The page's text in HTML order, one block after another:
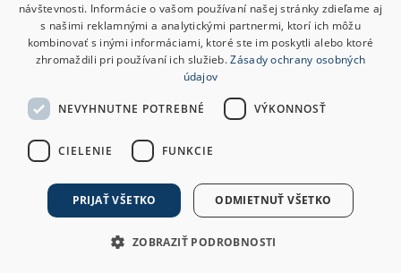
návštevnosti. Informácie o vašom používaní našej stránky zdieľame aj
s našimi reklamnými a analytickými partnermi, ktorí ich môžu
kombinovať s inými informáciami, ktoré ste im poskytli alebo ktoré
zhromaždili pri používaní ich služieb.Zásady ochrany osobných
údajov
NEVYHNUTNE POTREBNÉ VÝKONNOSŤ
CIELENIE FUNKCIE
PRIJAŤ VŠETKO ODMIETNUŤ VŠETKO
ZOBRAZIŤ PODROBNOSTI